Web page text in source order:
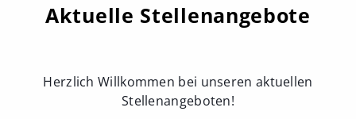
Aktuelle Stellenangebote
Herzlich Willkommen bei unseren aktuellen
Stellenangeboten!